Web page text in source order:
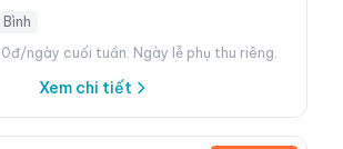
Bình
ngày cuối tuần. Ngày lễ phụ thu riêng.
Xem chi tiết